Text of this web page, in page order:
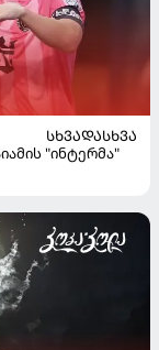
ᲡᲮᲕᲐᲓᲐᲡᲮᲕᲐ
"ინტერმა"